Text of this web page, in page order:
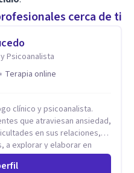
cerca de ti
Psicoanalista
Terapia online
clínico y psicoanalista.
que atraviesan ansiedad,
en sus relaciones,
a explorar y elaborar en
que generan malestar en